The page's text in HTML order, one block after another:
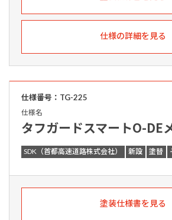
仕様の詳細を見る
仕様番号：TG-225
仕様名
タフガードスマートO-DE
SDK（首都高速道路株式会社） 新設 塗替
塗装仕様書を見る